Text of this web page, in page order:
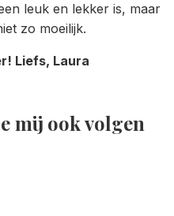
leuk en lekker is, maar
zo moeilijk.
Liefs, Laura
mij ook volgen